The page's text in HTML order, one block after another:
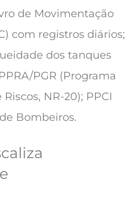
de Movimentação
com registros diários;
dos tanques
PGR (Programa
NR-20); PPCI
Bombeiros.